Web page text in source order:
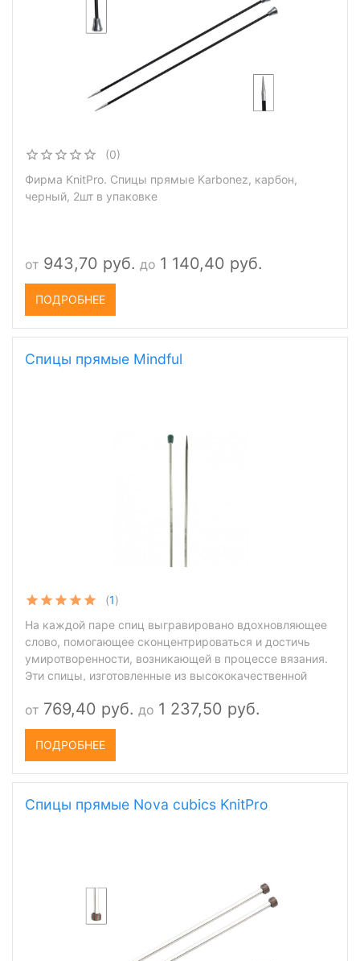
(0)
Фирма KnitPro. Спицы прямые Karbonez, карбон,
черный, 2шт в упаковке
от 943,70 руб. до 1 140,40 руб.
ПОДРОБНЕЕ
Спицы прямые Mindful
(1)
На каждой паре спиц выгравировано вдохновляющее
слово, помогающее сконцентрироваться и достичь
умиротворенности, возникающей в процессе вязания.
Эти спицы, изготовленные из высококачественной
шелковистые на ощупь, дают возможность гладко и
ровно вязать вещи из любой пряжи. Они украшены
деревянными торцевыми наконечниками с
изображением «Мандала»
от 769,40 руб. до 1 237,50 руб.
ПОДРОБНЕЕ
Спицы прямые Nova cubics KnitPro